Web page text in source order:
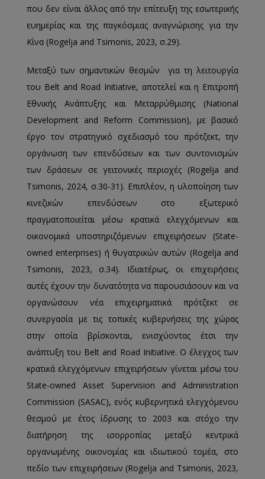
που δεν είναι άλλος από την επίτευξη της εσωτερικής
ευημερίας και της παγκόσμιας αναγνώρισης για την
Κίνα (Rogelja and Tsimonis, 2023, σ.29).
Μεταξύ των σημαντικών θεσμών για τη λειτουργία
του Belt and Road Initiative, αποτελεί και η Επιτροπή
Εθνικής Ανάπτυξης και Μεταρρύθμισης (National
Development and Reform Commission), με βασικό
έργο τον στρατηγικό σχεδιασμό του πρότζεκτ, την
οργάνωση των επενδύσεων και των συντονισμών
των δράσεων σε γειτονικές περιοχές (Rogelja and
Tsimonis, 2024, σ.30-31). Επιπλέον, η υλοποίηση των
κινεζικών επενδύσεων στο εξωτερικό
πραγματοποιείται μέσω κρατικά ελεγχόμενων και
οικονομικά υποστηριζόμενων επιχειρήσεων (State-
owned enterprises) ή θυγατρικών αυτών (Rogelja and
Tsimonis, 2023, σ.34). Ιδιαιτέρως, οι επιχειρήσεις
αυτές έχουν την δυνατότητα να παρουσιάσουν και να
οργανώσουν νέα επιχειρηματικά πρότζεκτ σε
συνεργασία με τις τοπικές κυβερνήσεις της χώρας
στην οποία βρίσκονται, ενισχύοντας έτσι την
ανάπτυξη του Belt and Road Initiative. Ο έλεγχος των
κρατικά ελεγχόμενων επιχειρήσεων γίνεται μέσω του
State-owned Asset Supervision and Administration
Commission (SASAC), ενός κυβερνητικά ελεγχόμενου
θεσμού με έτος ίδρυσης το 2003 και στόχο την
διατήρηση της ισορροπίας μεταξύ κεντρικά
οργανωμένης οικονομίας και ιδιωτικού τομέα, στο
πεδίο των επιχειρήσεων (Rogelja and Tsimonis, 2023,